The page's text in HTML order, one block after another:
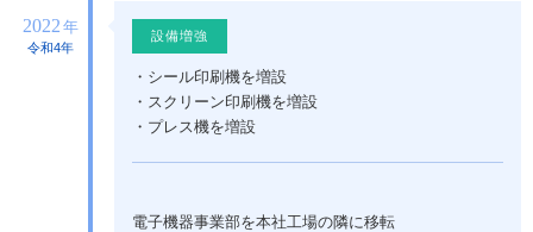
2022 年
令和4年
設備増強
・シール印刷機を増設
・スクリーン印刷機を増設
・プレス機を増設
電子機器事業部を本社工場の隣に移転